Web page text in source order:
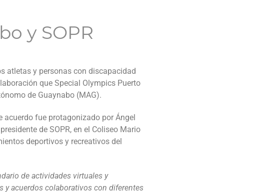
y SOPR
atletas y personas con discapacidad
que Special Olympics Puerto
de Guaynabo (MAG).
fue protagonizado por Ángel
de SOPR, en el Coliseo Mario
deportivos y recreativos del
de actividades virtuales y
y acuerdos colaborativos con diferentes